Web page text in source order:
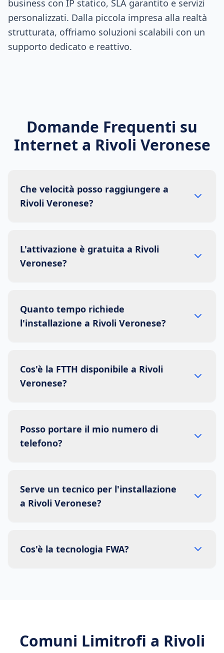
business con IP statico, SLA garantito e servizi
personalizzati. Dalla piccola impresa alla realtà
strutturata, offriamo soluzioni scalabili con un
supporto dedicato e reattivo.
Domande Frequenti su
Internet a Rivoli Veronese
Che velocità posso raggiungere a
Rivoli Veronese?
L'attivazione è gratuita a Rivoli
Veronese?
Quanto tempo richiede
l'installazione a Rivoli Veronese?
Cos'è la FTTH disponibile a Rivoli
Veronese?
Posso portare il mio numero di
telefono?
Serve un tecnico per l'installazione
a Rivoli Veronese?
Cos'è la tecnologia FWA?
Comuni Limitrofi a Rivoli